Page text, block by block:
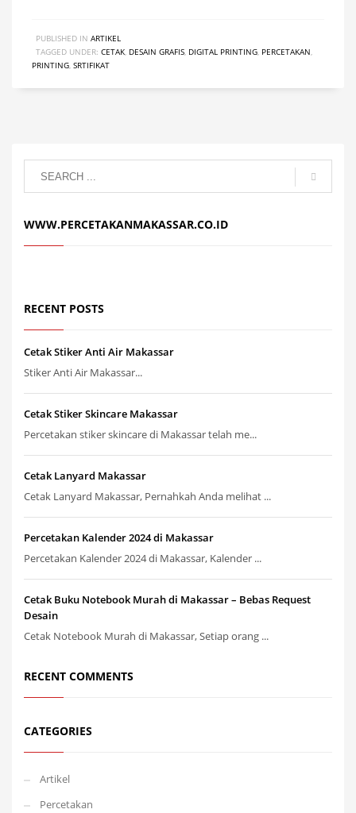
PUBLISHED IN ARTIKEL
TAGGED UNDER: CETAK, DESAIN GRAFIS, DIGITAL PRINTING, PERCETAKAN,
PRINTING, SRTIFIKAT
WWW.PERCETAKANMAKASSAR.CO.ID
RECENT POSTS
Cetak Stiker Anti Air Makassar
Stiker Anti Air Makassar...
Cetak Stiker Skincare Makassar
Percetakan stiker skincare di Makassar telah me...
Cetak Lanyard Makassar
Cetak Lanyard Makassar, Pernahkah Anda melihat ...
Percetakan Kalender 2024 di Makassar
Percetakan Kalender 2024 di Makassar, Kalender ...
Cetak Buku Notebook Murah di Makassar – Bebas Request
Desain
Cetak Notebook Murah di Makassar, Setiap orang ...
RECENT COMMENTS
CATEGORIES
Artikel
Percetakan